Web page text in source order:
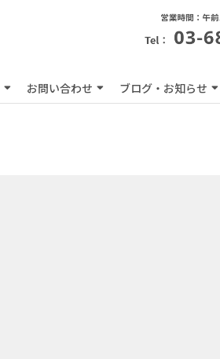
お問い合わせ ブログ・お知らせ